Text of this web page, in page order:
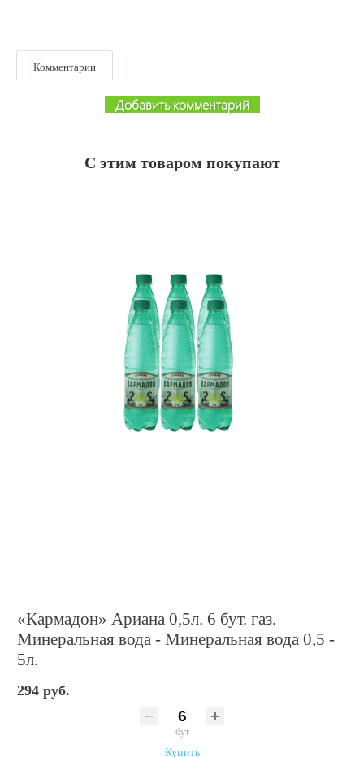
Комментарии
Добавить комментарий
С этим товаром покупают
«Кармадон» Ариана 0,5л. 6 бут. газ.
Минеральная вода - Минеральная вода 0,5 -
5л.
294 руб.
бут
Купить